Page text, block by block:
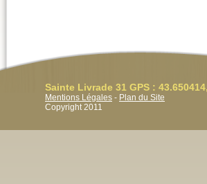
Sainte Livrade 31 GPS :
Mentions Légales - Plan du Site
Copyright 2011